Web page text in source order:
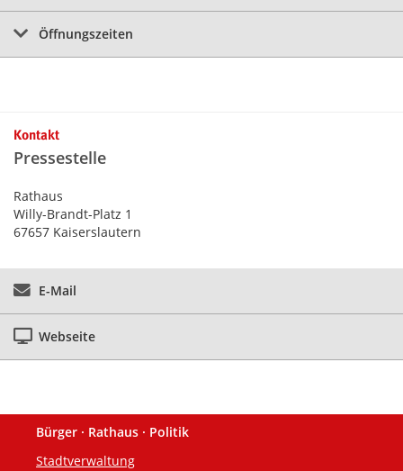
Öffnungszeiten
Kontakt
Pressestelle
Rathaus
Willy-Brandt-Platz 1
67657 Kaiserslautern
E-Mail
Webseite
Fußzeile
Bürger · Rathaus · Politik
Stadtverwaltung